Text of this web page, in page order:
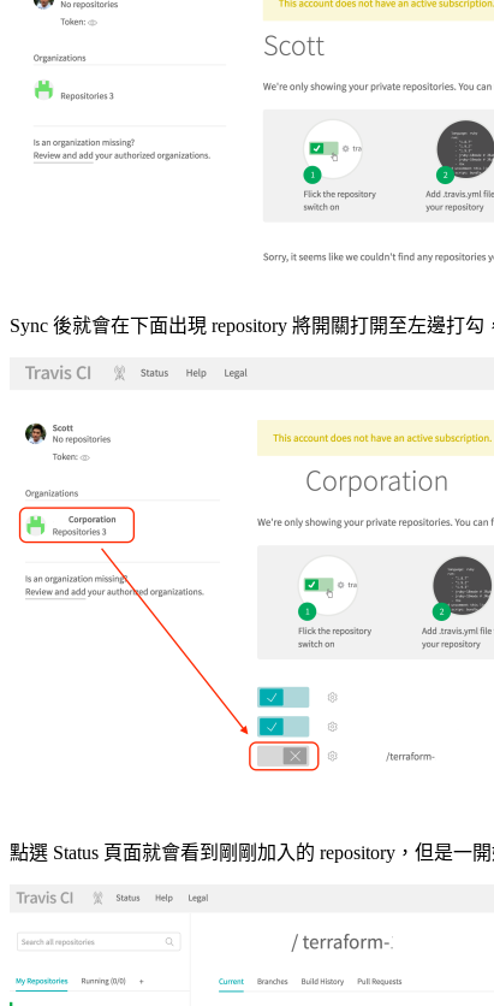
Sync 後就會在下面出現 repository 將開關打開至左邊打
點選 Status 頁面就會看到剛剛加入的 repository，但是一